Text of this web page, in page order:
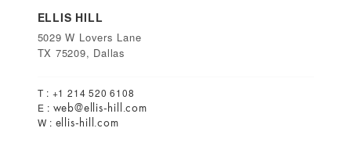
ELLIS HILL
5029 W Lovers Lane
TX 75209, Dallas
T : +1 214 520 6108
E : web@ellis-hill.com
W : ellis-hill.com